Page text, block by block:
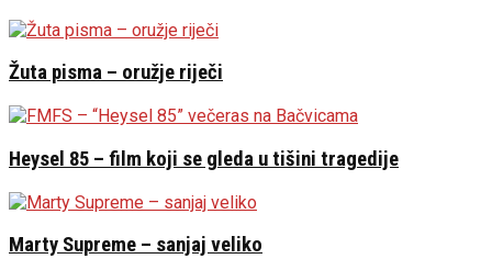
Žuta pisma – oružje riječi
Heysel 85 – film koji se gleda u tišini tragedije
Marty Supreme – sanjaj veliko